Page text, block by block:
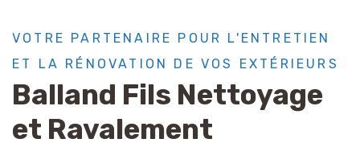
VOTRE PARTENAIRE POUR L'ENTRETIEN
ET LA RÉNOVATION DE VOS EXTÉRIEURS
Balland Fils Nettoyage
et Ravalement